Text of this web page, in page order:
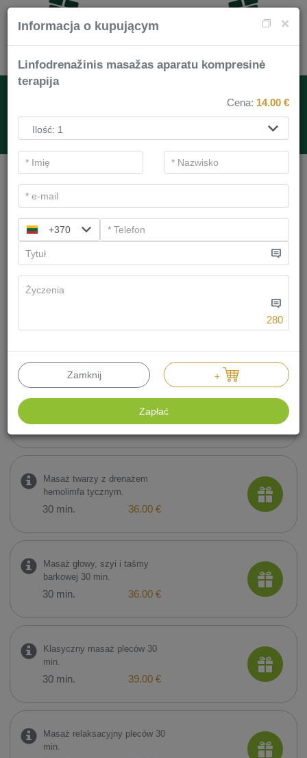
.
Szukaj
Masaż
Mamy12sugestii
30 min. 38.00 €
Masaż twarzy z drenażem
hemolimfa tycznym.
30 min. 36.00 €
Masaż głowy, szyi i taśmy
barkowej 30 min.
30 min. 36.00 €
Klasyczny masaż pleców 30
min.
30 min. 39.00 €
Masaż relaksacyjny pleców 30
min.
×
Informacja o kupującym
Linfodrenažinis masažas aparatu kompresinė
terapija
Cena: 14.00 €
+370
280
Zamknij +
Zapłać